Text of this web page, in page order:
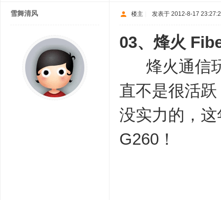
雪舞清风 楼主 发表于 2012-8-17
03、 烽火
烽火通信玩
直不是很活
没实力的，
G260！